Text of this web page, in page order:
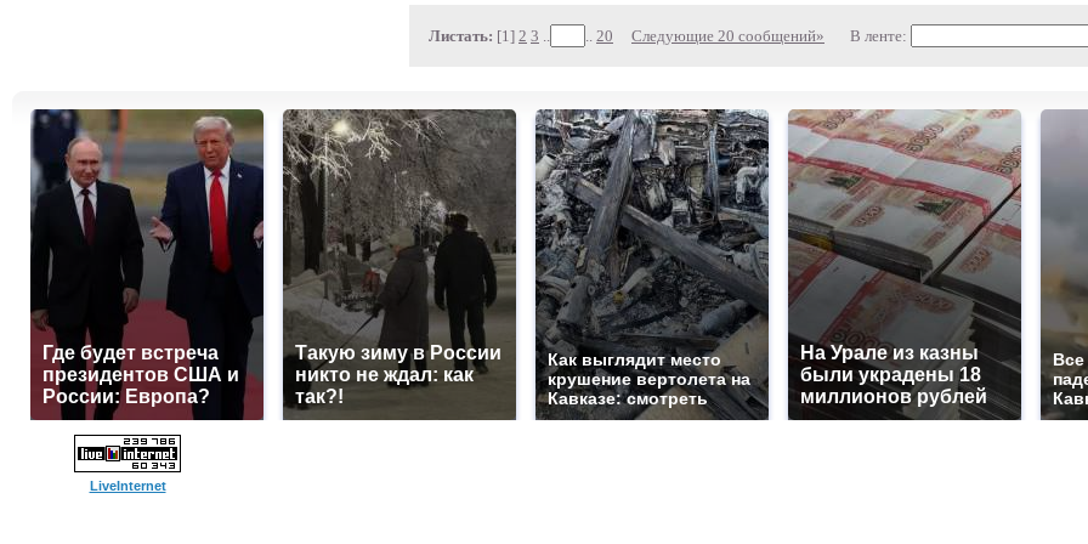
Листать: [1] 2 3 .. .. 20 Следующие 20 сообщений» В ленте:
Где будет встреча
президентов США и
России: Европа?
Такую зиму в России
никто не ждал: как
так?!
Как выглядит место
крушение вертолета на
Кавказе: смотреть
На Урале из казны
были украдены 18
миллионов рублей
Все
LiveInternet